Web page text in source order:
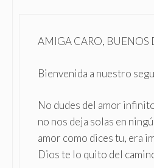
AMIGA CARO, BUENOS
Bienvenida a nuestro
No dudes del amor
no nos deja solas en
amor como dices tu, era
Dios te lo quito del